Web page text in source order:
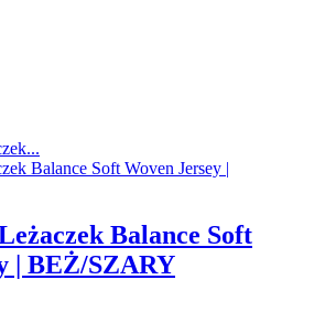
Balance Soft
| BEŻ/SZARY